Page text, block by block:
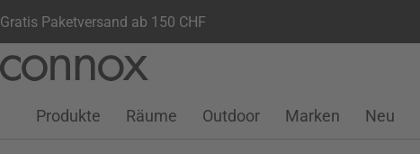
Gratis Paketversand ab 150 CHF
Seiteninhalt
Suchfeld
Kundenkonto
Wunschliste
Warenkorb
Produkte Räume Outdoor Marken Neu